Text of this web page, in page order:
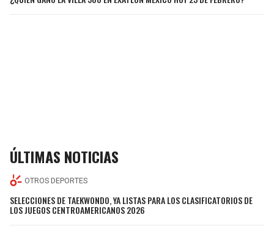
ÚLTIMAS NOTICIAS
OTROS DEPORTES
SELECCIONES DE TAEKWONDO, YA LISTAS PARA LOS CLASIFICATORIOS DE
LOS JUEGOS CENTROAMERICANOS 2026